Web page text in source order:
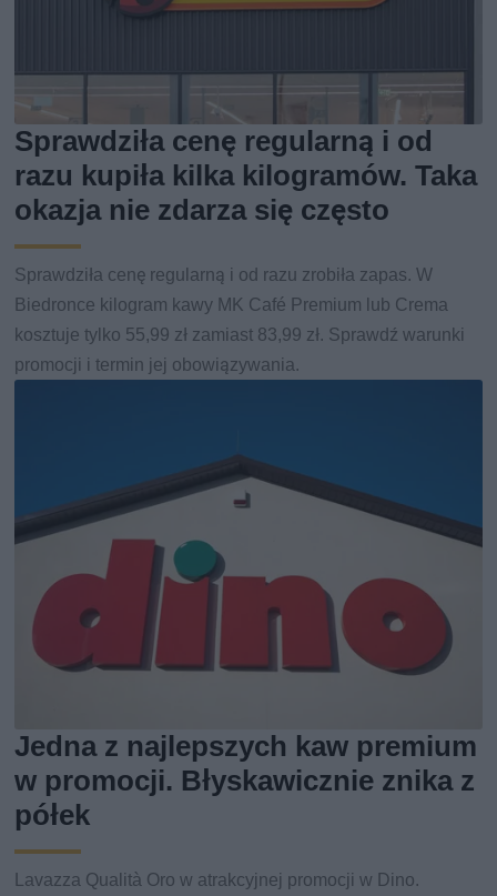
Sprawdziła cenę regularną i od
razu kupiła kilka kilogramów. Taka
okazja nie zdarza się często
Sprawdziła cenę regularną i od razu zrobiła zapas. W
Biedronce kilogram kawy MK Café Premium lub Crema
kosztuje tylko 55,99 zł zamiast 83,99 zł. Sprawdź warunki
promocji i termin jej obowiązywania.
Jedna z najlepszych kaw premium
w promocji. Błyskawicznie znika z
półek
Lavazza Qualità Oro w atrakcyjnej promocji w Dino.